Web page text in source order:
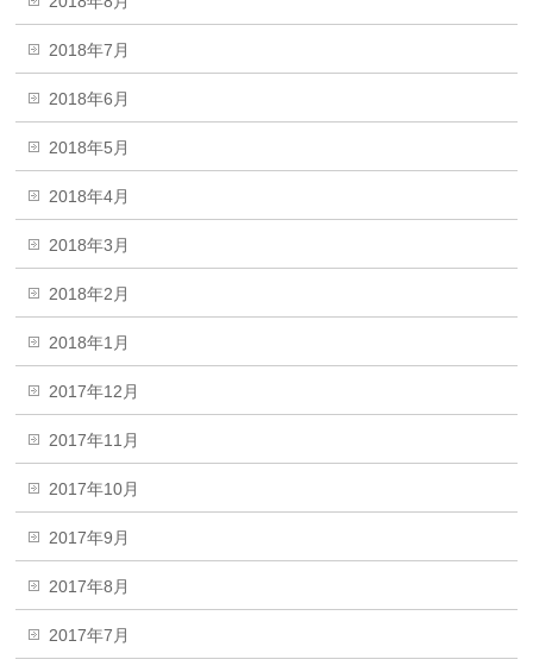
2018年7月
2018年6月
2018年5月
2018年4月
2018年3月
2018年2月
2018年1月
2017年12月
2017年11月
2017年10月
2017年9月
2017年8月
2017年7月